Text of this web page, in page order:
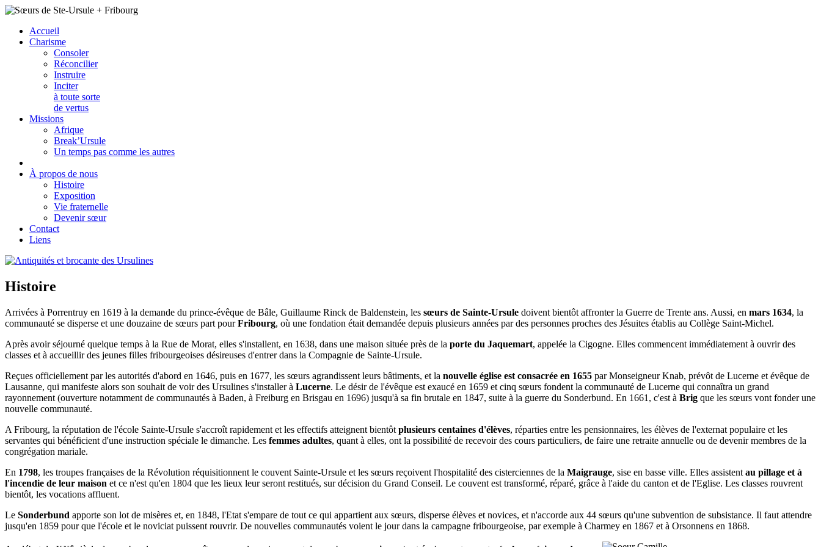
Accueil
Charisme
Consoler
Réconcilier
Instruire
Inciter
à toute sorte
de vertus
Missions
Afrique
Break’Ursule
Un temps pas comme les autres
À propos de nous
Histoire
Exposition
Vie fraternelle
Devenir sœur
Contact
Liens
Histoire
Arrivées à Porrentruy en 1619 à la demande du prince-évêque de Bâle, Guillaume Rinck de Baldenstein, les sœurs de Sainte-Ursule doivent bientôt affronter la Guerre de Trente ans. Aussi, en mars 1634, la
communauté se disperse et une douzaine de sœurs part pourFribourg, où une fondation était demandée depuis plusieurs années par des personnes proches des Jésuites établis au Collège Saint-Michel.
Après avoir séjourné quelque temps à la Rue de Morat, elles s'installent, en 1638, dans une maison située près de la porte du Jaquemart, appelée la Cigogne. Elles commencent immédiatement à ouvrir des
classes et à accueillir des jeunes filles fribourgeoises désireuses d'entrer dans la Compagnie de Sainte-Ursule.
Reçues officiellement par les autorités d'abord en 1646, puis en 1677, les sœurs agrandissent leurs bâtiments, et la nouvelle église est consacrée en 1655 par Monseigneur Knab, prévôt de Lucerne et évêque de
Lausanne, qui manifeste alors son souhait de voir des Ursulines s'installer à Lucerne. Le désir de l'évêque est exaucé en 1659 et cinq sœurs fondent la communauté de Lucerne qui connaîtra un grand
rayonnement (ouverture notamment de communautés à Baden, à Freiburg en Brisgau en 1696) jusqu'à sa fin brutale en 1847, suite à la guerre du Sonderbund. En 1661, c'est à Brig que les sœurs vont fonder une
nouvelle communauté.
A Fribourg, la réputation de l'école Sainte-Ursule s'accroît rapidement et les effectifs atteignent bientôt plusieurs centaines d'élèves, réparties entre les pensionnaires, les élèves de l'externat populaire et les
servantes qui bénéficient d'une instruction spéciale le dimanche. Les femmes adultes, quant à elles, ont la possibilité de recevoir des cours particuliers, de faire une retraite annuelle ou de devenir membres de la
congrégation mariale.
En 1798, les troupes françaises de la Révolution réquisitionnent le couvent Sainte-Ursule et les sœurs reçoivent l'hospitalité des cisterciennes de la Maigrauge, sise en basse ville. Elles assistent au pillage et à
l'incendie de leur maison et ce n'est qu'en 1804 que les lieux leur seront restitués, sur décision du Grand Conseil. Le couvent est transformé, réparé, grâce à l'aide du canton et de l'Eglise. Les classes rouvrent
bientôt, les vocations affluent.
Le Sonderbund apporte son lot de misères et, en 1848, l'Etat s'empare de tout ce qui appartient aux sœurs, disperse élèves et novices, et n'accorde aux 44 sœurs qu'une subvention de subsistance. Il faut attendre
jusqu'en 1859 pour que l'école et le noviciat puissent rouvrir. De nouvelles communautés voient le jour dans la campagne fribourgeoise, par exemple à Charmey en 1867 et à Orsonnens en 1868.